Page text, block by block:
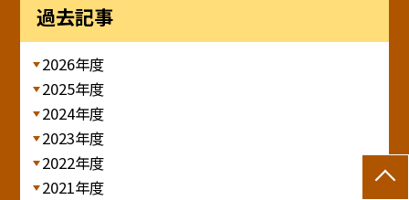
過去記事
2026年度
2025年度
2024年度
2023年度
2022年度
2021年度